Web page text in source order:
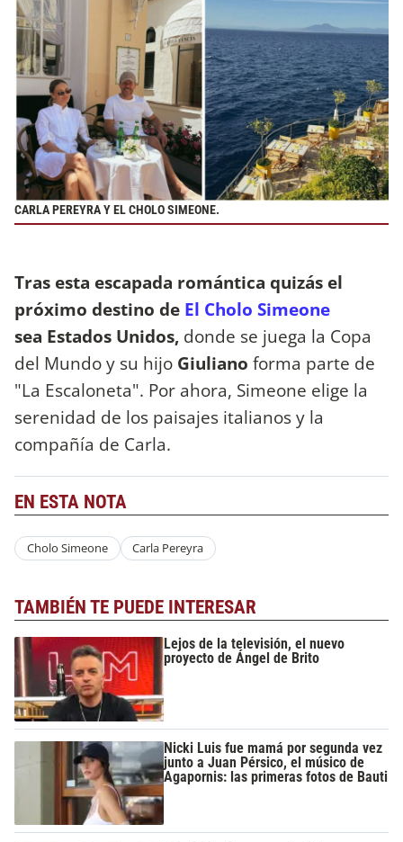
CARLA PEREYRA Y EL CHOLO SIMEONE.
Tras esta escapada romántica quizás el
próximo destino de El Cholo Simeone
sea Estados Unidos, donde se juega la Copa
del Mundo y su hijo Giuliano forma parte de
"La Escaloneta". Por ahora, Simeone elige la
serenidad de los paisajes italianos y la
compañía de Carla.
EN ESTA NOTA
Cholo Simeone Carla Pereyra
TAMBIÉN TE PUEDE INTERESAR
Lejos de la televisión, el nuevo
proyecto de Ángel de Brito
Nicki Luis fue mamá por segunda vez
junto a Juan Pérsico, el músico de
Agapornis: las primeras fotos de Bauti